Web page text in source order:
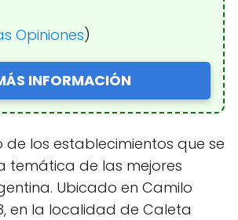
Opiniones)
INFORMACIÓN
de los establecimientos que se
temática de las mejores
Ubicado en Camilo
en la localidad de Caleta